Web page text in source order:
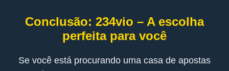
Conclusão: 234vio – A escolha
perfeita para você
Se você está procurando uma casa de apostas